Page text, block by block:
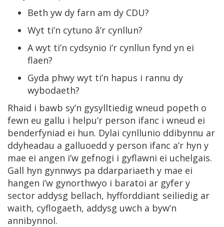
Beth yw dy farn am dy CDU?
Wyt ti’n cytuno â’r cynllun?
A wyt ti’n cydsynio i’r cynllun fynd yn ei
flaen?
Gyda phwy wyt ti’n hapus i rannu dy
wybodaeth?
Rhaid i bawb sy’n gysylltiedig wneud popeth o
fewn eu gallu i helpu’r person ifanc i wneud ei
benderfyniad ei hun. Dylai cynllunio ddibynnu ar
ddyheadau a galluoedd y person ifanc a’r hyn y
mae ei angen i’w gefnogi i gyflawni ei uchelgais.
Gall hyn gynnwys pa ddarpariaeth y mae ei
hangen i’w gynorthwyo i baratoi ar gyfer y
sector addysg bellach, hyfforddiant seiliedig ar
waith, cyflogaeth, addysg uwch a byw’n
annibynnol.